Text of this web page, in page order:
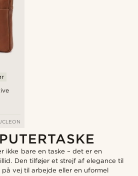
ikke bare en taske – det er en
Den tilføjer et strejf af elegance til
vej til arbejde eller en uformel